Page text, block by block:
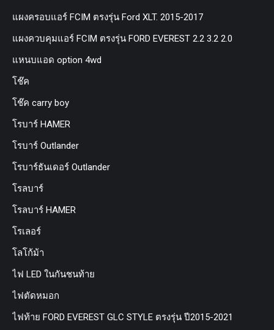
แผงครอบแอร์ FCIM ตรงรุ่น Ford XLT. 2015-2017
แผงควบคุมแอร์ FCIM ตรงรุ่น FORD EVEREST 2.2 3.2 2.0
แหนบแอด option 4wd
โช๊ค
โช๊ค carry boy
โรบาร์ HAMER
โรบาร์ Outlander
โรบาร์ธันเดอร์ Outlander
โรลบาร์
โรลบาร์ HAMER
โรเลอร์
โลโก้ม้า
ไฟ LED ในกันชนท้าย
ไฟตัดหมอก
ไฟท้าย FORD EVEREST GLC STYLE ตรงรุ่น ปี2015-2021